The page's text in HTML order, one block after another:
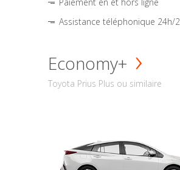
Assistance téléphonique 24h/
Economy+
Toyota Prius Plus ou similaire